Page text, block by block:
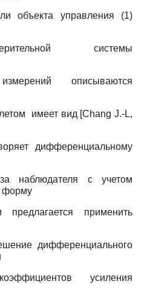
объекта управления (1)
системы
описываются
имеет вид [Chang J.-L,
дифференциальному
наблюдателя с учетом
форму
применить
дифференциального
усиления